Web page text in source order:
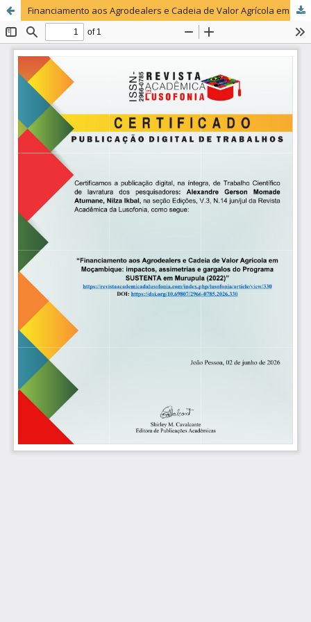
Financiamento aos Agrodealers e Cadeia de Valor Agrícola em Moçambique: impactos, assimetrias e gargalos do Programa SUSTENTA em Murupula (2022)